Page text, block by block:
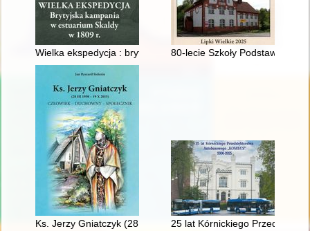
Wielka ekspedycja : brytyjska kampania w estuarium Skaldy w
80-lecie Szkoły Podstawowej
Ks. Jerzy Gniatczyk (28 III 1950 - 19 X 2015) : człowiek -
25 lat Kórnickiego